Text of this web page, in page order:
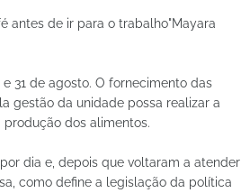
antes de ir para o trabalho"Mayara
31 de agosto. O fornecimento das
gestão da unidade possa realizar a
dos alimentos.
dia e, depois que voltaram a atender
como define a legislação da política